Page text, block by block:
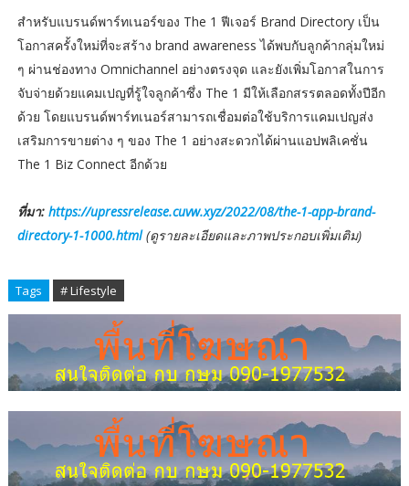
สำหรับแบรนด์พาร์ทเนอร์ของ The 1 ฟีเจอร์ Brand Directory เป็น
โอกาสครั้งใหม่ที่จะสร้าง brand awareness ได้พบกับลูกค้ากลุ่มใหม่
ๆ ผ่านช่องทาง Omnichannel อย่างตรงจุด และยังเพิ่มโอกาสในการ
จับจ่ายด้วยแคมเปญที่รู้ใจลูกค้าซึ่ง The 1 มีให้เลือกสรรตลอดทั้งปีอีก
ด้วย โดยแบรนด์พาร์ทเนอร์สามารถเชื่อมต่อใช้บริการแคมเปญส่ง
เสริมการขายต่าง ๆ ของ The 1 อย่างสะดวกได้ผ่านแอปพลิเคชั่น
The 1 Biz Connect อีกด้วย
ที่มา: https://upressrelease.cuvw.xyz/2022/08/the-1-app-brand-
directory-1-1000.html(ดูรายละเอียดและภาพประกอบเพิ่มเติม)
Tags # Lifestyle